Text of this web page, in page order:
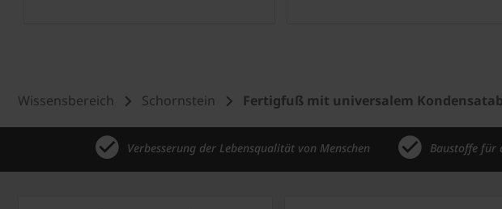
Wissensbereich Schornstein Fertigfuß mit universalem
Verbesserung der Lebensqualität von Menschen Baustoffe für